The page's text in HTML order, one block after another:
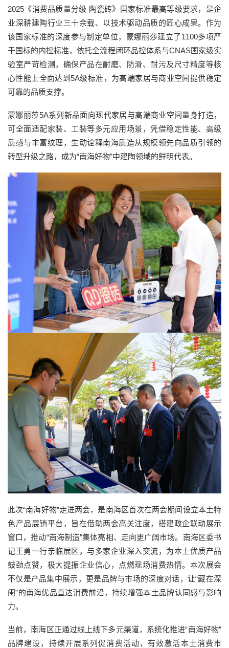
2025《消费品质量分级 陶瓷砖》国家标准最高等级要求，是企
业深耕建陶行业三十余载、以技术驱动品质的匠心成果。作为
该国家标准的深度参与制定单位，蒙娜丽莎建立了1100多项严
于国标的内控标准，依托全流程闭环品控体系与CNAS国家级实
验室严苛检测，确保产品在耐磨、防滑、耐污及尺寸精度等核
心性能上全面达到5A级标准，为高端家居与商业空间提供稳定
可靠的品质支撑。
蒙娜丽莎5A系列新品面向现代家居与高端商业空间量身打造，
可全面适配家装、工装等多元应用场景，凭借稳定性能、高级
质感与丰富纹理，生动诠释南海质造从规模领先向品质引领的
转型升级之路，成为“南海好物”中建陶领域的鲜明代表。
此次“南海好物”走进两会，是南海区首次在两会期间设立本土特
色产品展销平台，旨在借助两会高关注度，搭建政企联动展示
窗口，推动“南海制造”集体亮相、走向更广阔市场。南海区委书
记王勇一行亲临展区，与多家企业深入交流，为本土优质产品
鼓劲点赞，极大提振企业信心，点燃现场消费热情。本次展会
不仅是产品集中展示，更是品牌与市场的深度对话，让“藏在深
闺”的南海优品直达消费前沿，持续增强本土品牌认同感与影响
力。
当前，南海区正通过线上线下多元渠道，系统化推进“南海好物”
品牌建设，持续开展系列促消费活动，有效激活本土消费市